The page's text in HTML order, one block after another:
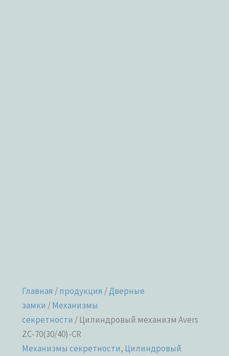
Главная /продукция /Дверные
замки /Механизмы
секретности / Цилиндровый механизм Avers
ZC-70(30/40)-CR
Механизмы секретности, Цилиндровый